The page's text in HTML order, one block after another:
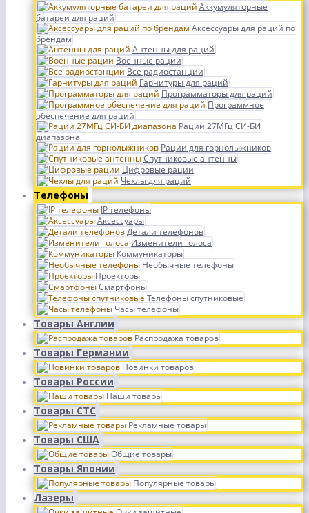
Аккумуляторные
батареи для раций
Аксессуары для раций по
брендам
Антенны для раций
Военные рации
Все радиостанции
Гарнитуры для раций
Программаторы для раций
Программное
обеспечение для раций
Рации 27МГц СИ-БИ
диапазона
Рации для горнолыжников
Спутниковые антенны
Цифровые рации
Чехлы для раций
Телефоны
IP телефоны
Аксессуары
Детали телефонов
Изменители голоса
Коммуникаторы
Необычные телефоны
Проекторы
Смартфоны
Телефоны спутниковые
Часы телефоны
Товары Англии
Распродажа товаров
Товары Германии
Новинки товаров
Товары России
Наши товары
Товары СТС
Рекламные товары
Товары США
Общие товары
Товары Японии
Популярные товары
Лазеры